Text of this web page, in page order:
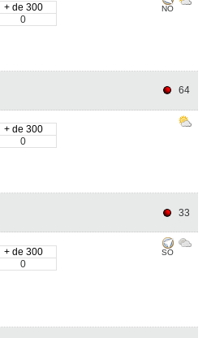
+ de 300
0
NO
64
+ de 300
0
33
+ de 300
0
SO